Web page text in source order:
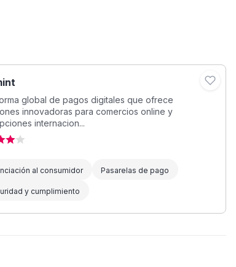
global de pagos digitales que ofrece
innovadoras para comercios online y
internacion...
al consumidor Pasarelas de pago
y cumplimiento